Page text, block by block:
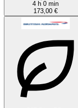
4 h 0 min
173,00 €